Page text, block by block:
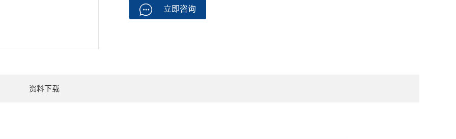
立即咨询
资料下载